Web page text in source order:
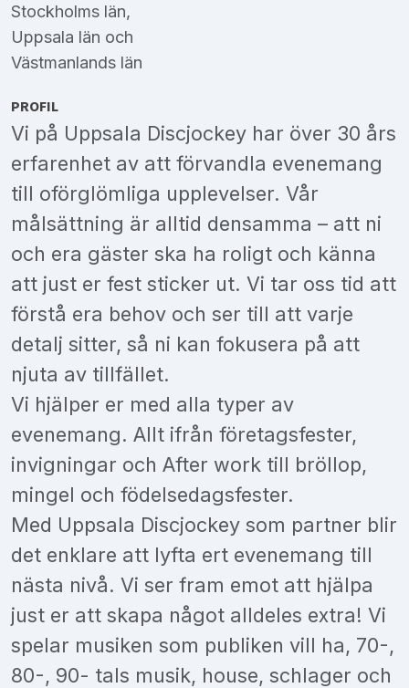
Stockholms län,
Uppsala län och
Västmanlands län
PROFIL
Vi på Uppsala Discjockey har över 30 års
erfarenhet av att förvandla evenemang
till oförglömliga upplevelser. Vår
målsättning är alltid densamma – att ni
och era gäster ska ha roligt och känna
att just er fest sticker ut. Vi tar oss tid att
förstå era behov och ser till att varje
detalj sitter, så ni kan fokusera på att
njuta av tillfället.
Vi hjälper er med alla typer av
evenemang. Allt ifrån företagsfester,
invigningar och After work till bröllop,
mingel och födelsedagsfester.
Med Uppsala Discjockey som partner blir
det enklare att lyfta ert evenemang till
nästa nivå. Vi ser fram emot att hjälpa
just er att skapa något alldeles extra! Vi
spelar musiken som publiken vill ha, 70-,
80-, 90- tals musik, house, schlager och